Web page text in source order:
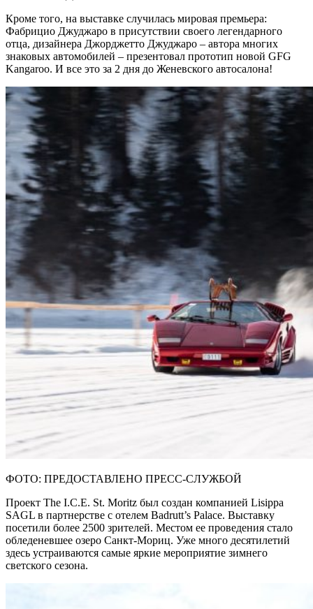
Кроме того, на выставке случилась мировая премьера:
Фабрицио Джуджаро в присутствии своего легендарного
отца, дизайнера Джорджетто Джуджаро – автора многих
знаковых автомобилей – презентовал прототип новой GFG
Kangaroo. И все это за 2 дня до Женевского автосалона!
ФОТО: ПРЕДОСТАВЛЕНО ПРЕСС-СЛУЖБОЙ
Проект The I.C.E. St. Moritz был создан компанией Lisippa
SAGL в партнерстве с отелем Badrutt’s Palace. Выставку
посетили более 2500 зрителей. Местом ее проведения стало
обледеневшее озеро Санкт-Мориц. Уже много десятилетий
здесь устраиваются самые яркие мероприятие зимнего
светского сезона.